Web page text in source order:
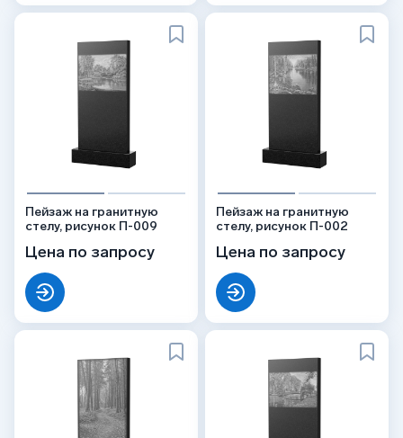
Пейзаж на гранитную
стелу, рисунок П-009
Цена по запросу
Пейзаж на гранитную
стелу, рисунок П-002
Цена по запросу